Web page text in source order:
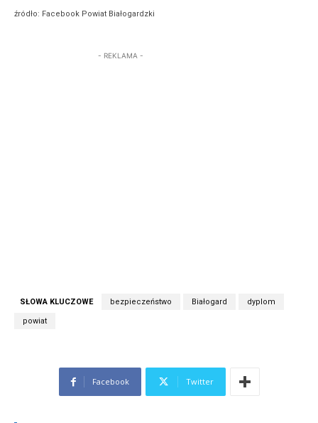
źródło: Facebook Powiat Białogardzki
- REKLAMA -
SŁOWA KLUCZOWE bezpieczeństwo Białogard dyplom
powiat
Facebook Twitter